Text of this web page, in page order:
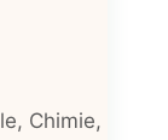
, Chimie,